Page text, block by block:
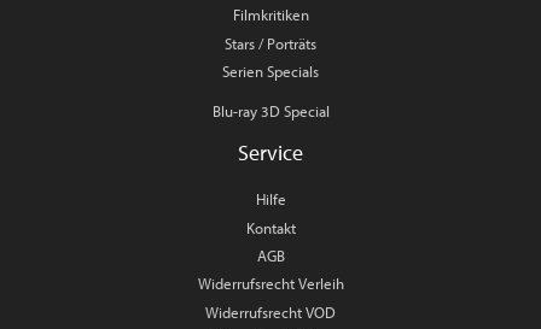
Filmkritiken
Stars / Porträts
Serien Specials
Blu-ray 3D Special
Service
Hilfe
Kontakt
AGB
Widerrufsrecht Verleih
Widerrufsrecht VOD